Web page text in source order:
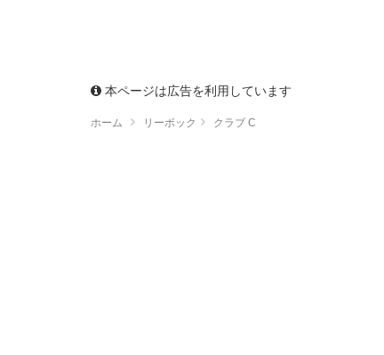
本ページは広告を利用しています
ホーム リーボック クラブ C